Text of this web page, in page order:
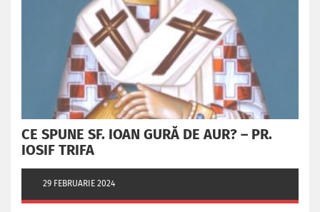
CE SPUNE SF. IOAN GURĂ DE AUR? – PR.
IOSIF TRIFA
29 FEBRUARIE 2024